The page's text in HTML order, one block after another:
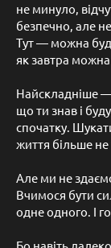
не минуло,
безпечно, але
Тут — можна
як завтра
Найскладніше —
що ти знав і
спочатку.
життя більше
Але ми не
Вчимося бути
одне одного. І